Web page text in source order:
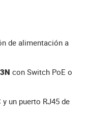
de alimentación a
con Switch PoE o
un puerto RJ45 de